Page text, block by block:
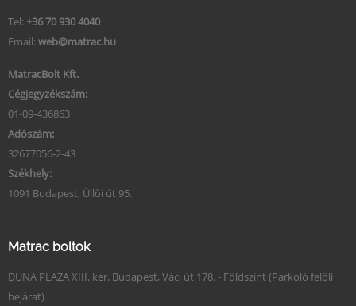
Tel: +36 70 930 4040
Email: web@matrac.hu
MatracBolt Kft.
Cégjegyzékszám:
01-09-436863
Adószám:
32677056-2-43
Székhely:
1091 Budapest, Üllői út 95.
Matrac boltok
DUNA PLAZA XIII. ker. Budapest, Váci út 178. - Földszint (Parkoló felőli
bejárat)